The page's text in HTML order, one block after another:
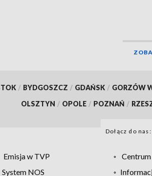
/ BYDGOSZCZ / GDAŃSK / GORZÓW
OLSZTYN / OPOLE / POZNAŃ /
Dołącz do nas:
Emisja w TVP
System NOS